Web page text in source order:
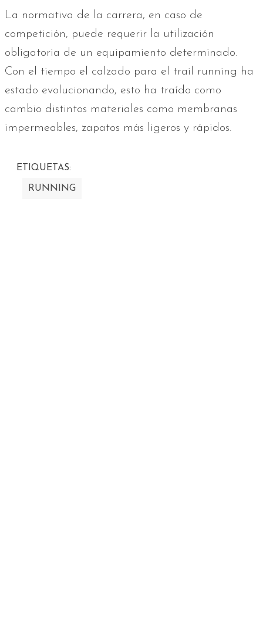
La normativa de la carrera, en caso de
competición, puede requerir la utilización
obligatoria de un equipamiento determinado.
Con el tiempo el calzado para el trail running ha
estado evolucionando, esto ha traído como
cambio distintos materiales como membranas
impermeables, zapatos más ligeros y rápidos.
ETIQUETAS:
RUNNING